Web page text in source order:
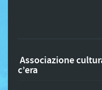
Associazione
c’era